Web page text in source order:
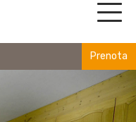
Prenota